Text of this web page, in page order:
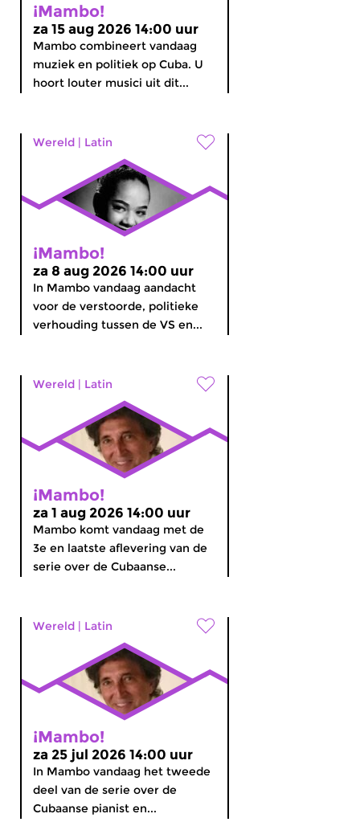
¡Mambo!
za 15 aug 2026 14:00 uur
Mambo combineert vandaag
muziek en politiek op Cuba. U
hoort louter musici uit dit...
Wereld | Latin
¡Mambo!
za 8 aug 2026 14:00 uur
In Mambo vandaag aandacht
voor de verstoorde, politieke
verhouding tussen de VS en...
Wereld | Latin
¡Mambo!
za 1 aug 2026 14:00 uur
Mambo komt vandaag met de
3e en laatste aflevering van de
serie over de Cubaanse...
Wereld | Latin
¡Mambo!
za 25 jul 2026 14:00 uur
In Mambo vandaag het tweede
deel van de serie over de
Cubaanse pianist en...